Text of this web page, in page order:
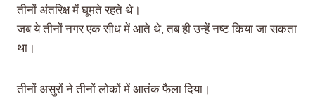
तीनों अंतरिक्ष में घूमते रहते थे।
जब ये तीनों नगर एक सीध में आते थे, तब ही उन्हें नष्ट किया जा सकता
था।
तीनों असुरों ने तीनों लोकों में आतंक फैला दिया।